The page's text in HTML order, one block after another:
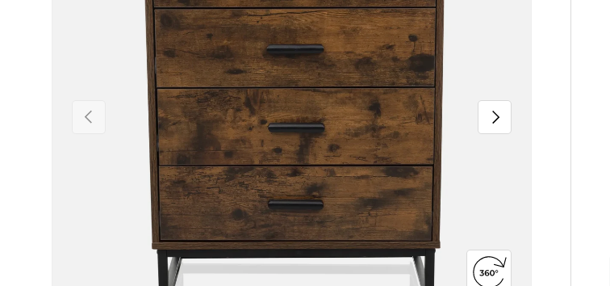
Föregående Nästa
Öppna 360°-vy